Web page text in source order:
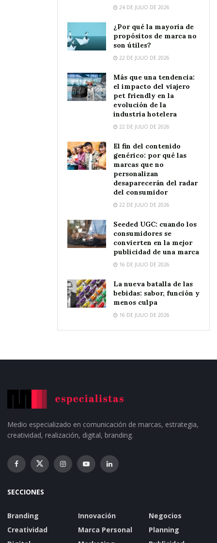
24 DE JULIO DE 2026
¿Por qué la mayoría de
propósitos de marca no
son útiles?
22 DE JULIO DE 2026
Más que una tendencia:
el impacto del viajero
pet friendly en la
evolución de la
industria hotelera
22 DE JULIO DE 2026
El fin del contenido
genérico: por qué las
marcas que no
personalizan
desaparecerán del radar
del consumidor
22 DE JULIO DE 2026
Seeded UGC: cuando los
consumidores se
convierten en la mejor
publicidad de una marca
16 DE JULIO DE 2026
La nueva batalla de las
bebidas: sabor, función y
menos culpa
16 DE JULIO DE 2026
Medio especializado en comunicación de marcas, estrategia,
creatividad, realización, digital, branding.
SECCIONES
Branding
Creatividad
Innovación
Marca Personal
Negocios
Planning